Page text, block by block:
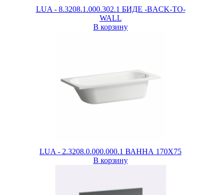
LUA - 8.3208.1.000.302.1 БИДЕ -BACK-TO-
WALL
В корзину
LUA - 2.3208.0.000.000.1 ВАННА 170X75
В корзину